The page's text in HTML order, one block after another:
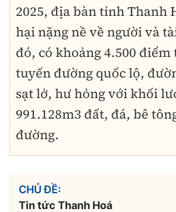
2025, địa bàn tỉnh Thanh
hại nặng nề về người và
đó, có khoảng 4.500 điểm
tuyến đường quốc lộ,
sạt lở, hư hỏng với khối
991.128m3 đất, đá, bê
đường.
CHỦ ĐỀ:
Tin tức Thanh Hoá